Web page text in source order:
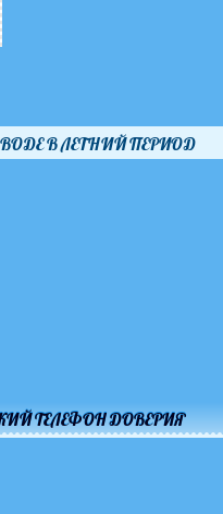
В ЛЕТНИЙ ПЕРИОД
ТЕЛЕФОН ДОВЕРИЯ